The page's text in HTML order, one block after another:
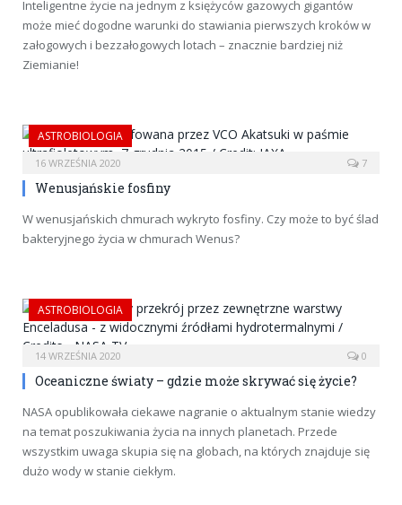
Inteligentne życie na jednym z księżyców gazowych gigantów
może mieć dogodne warunki do stawiania pierwszych kroków w
załogowych i bezzałogowych lotach – znacznie bardziej niż
Ziemianie!
ASTROBIOLOGIA
16 WRZEŚNIA 2020 7
Wenusjańskie fosfiny
W wenusjańskich chmurach wykryto fosfiny. Czy może to być ślad
bakteryjnego życia w chmurach Wenus?
ASTROBIOLOGIA
14 WRZEŚNIA 2020 0
Oceaniczne światy – gdzie może skrywać się życie?
NASA opublikowała ciekawe nagranie o aktualnym stanie wiedzy
na temat poszukiwania życia na innych planetach. Przede
wszystkim uwaga skupia się na globach, na których znajduje się
dużo wody w stanie ciekłym.